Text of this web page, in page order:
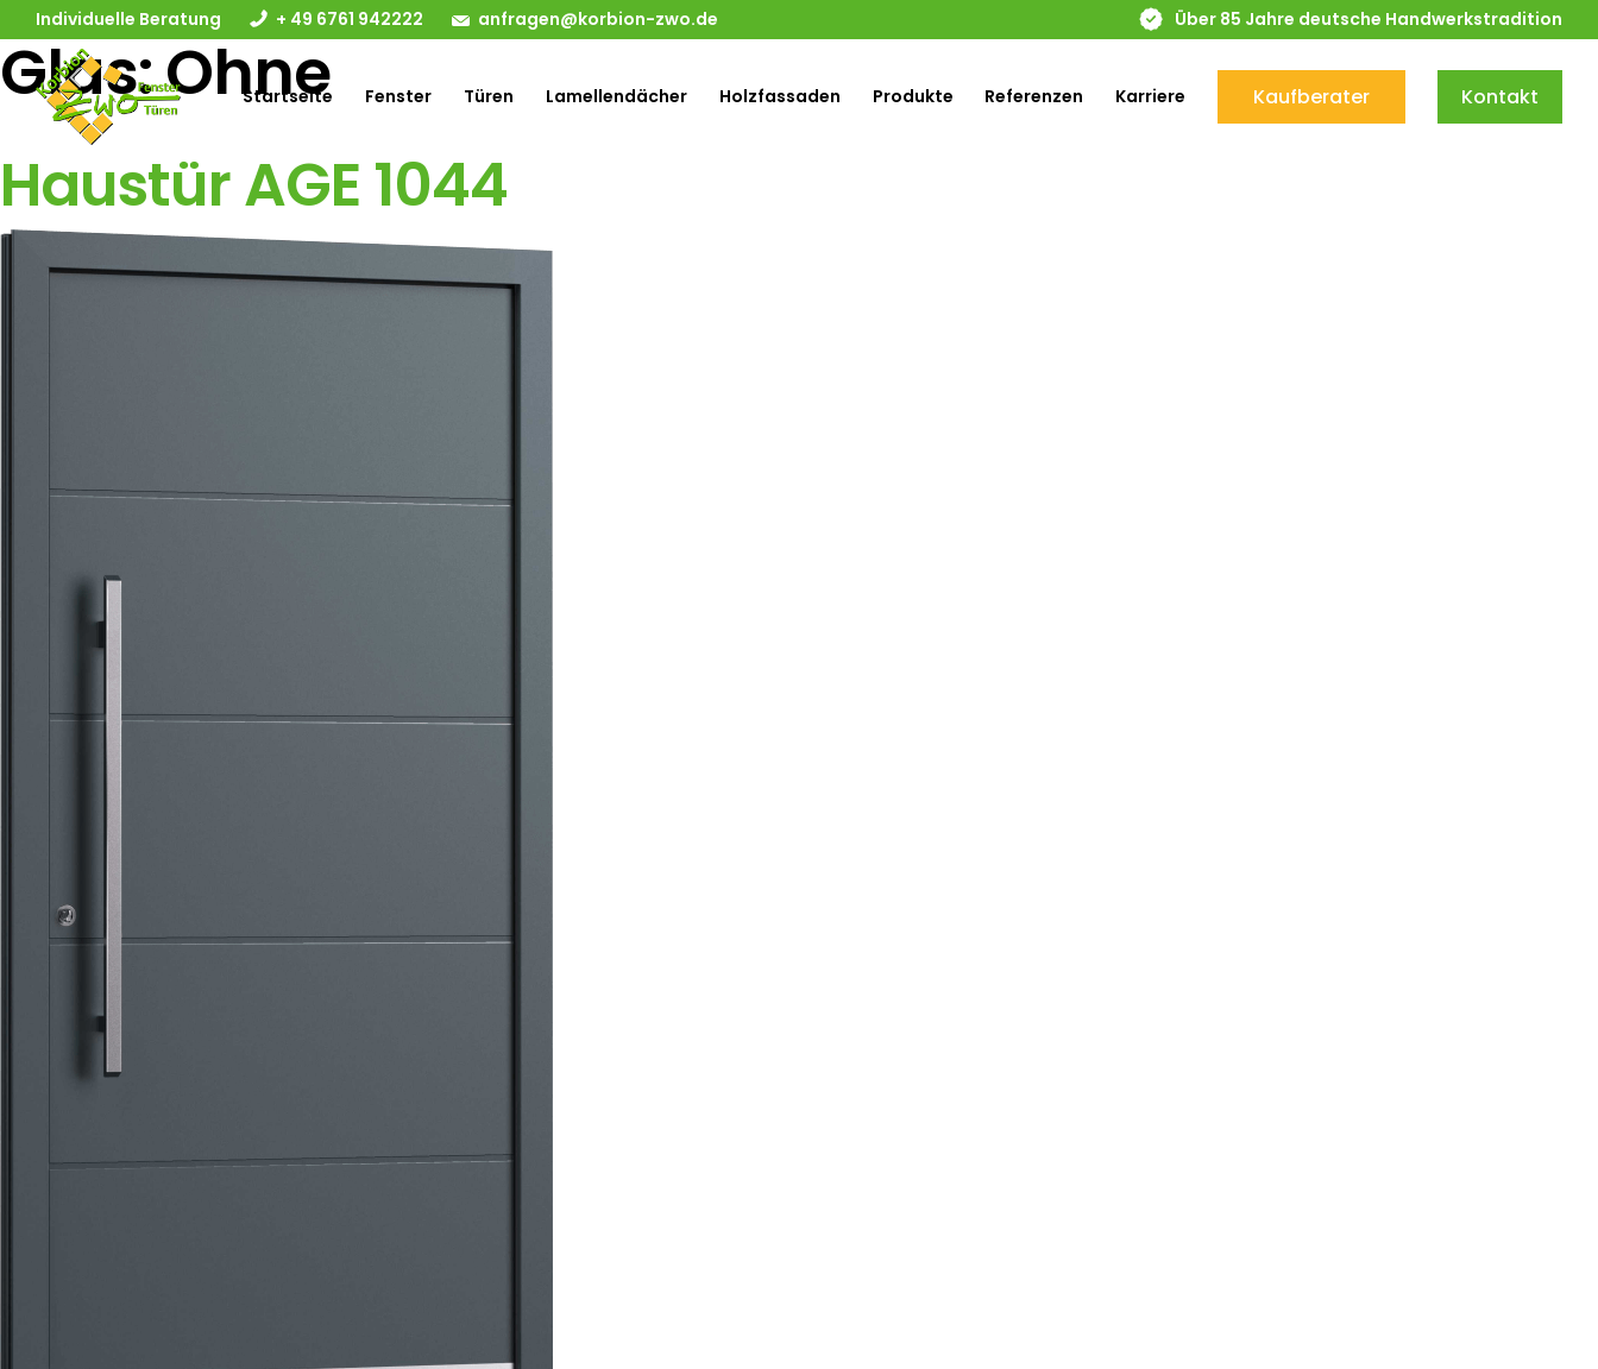
Individuelle Beratung + 49 6761 942222 anfragen@korbion-zwo.de Über 85 Jahre deutsche Handwerkstradition
Startseite Fenster Türen Lamellendächer Holzfassaden Produkte Referenzen Karriere Kaufberater Kontakt
Glas:Ohne
Haustür AGE 1044